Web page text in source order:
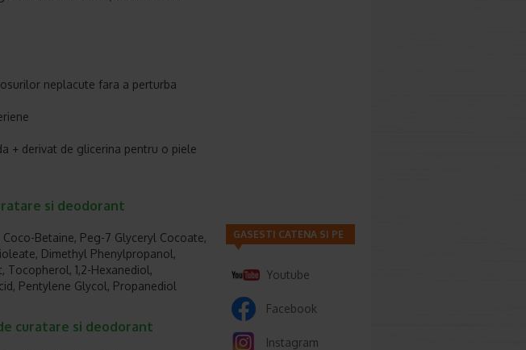
neplacute fara a perturba
+ derivat de glicerina pentru o piele
si deodorant
Betaine, Peg-7 Glyceryl Cocoate,
Dimethyl Phenylpropanol,
Tocopherol, 1,2-Hexanediol,
Pentylene Glycol, Propanediol
curatare si deodorant
GASESTI CATENA SI PE
Youtube
Facebook
Instagram